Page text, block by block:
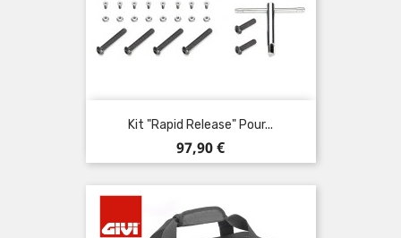
Kit "Rapid Release" Pour...
Prix
97,90 €